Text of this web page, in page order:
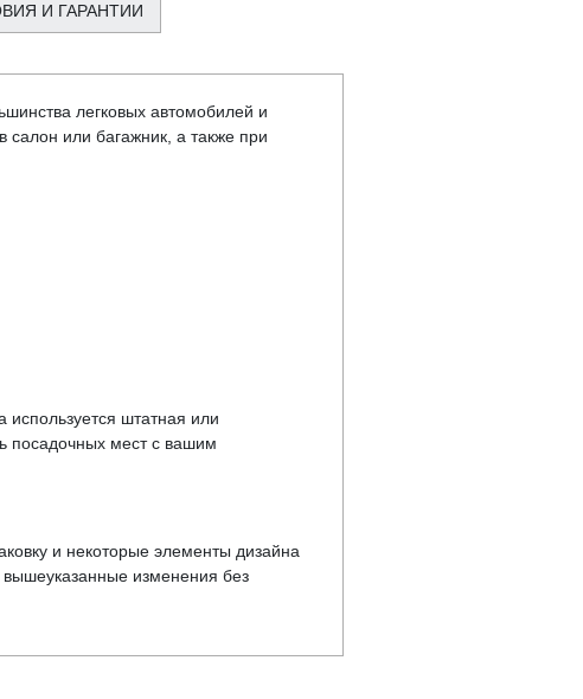
И ГАРАНТИИ
легковых автомобилей и
или багажник, а также при
штатная или
посадочных мест с вашим
и некоторые элементы дизайна
изменения без